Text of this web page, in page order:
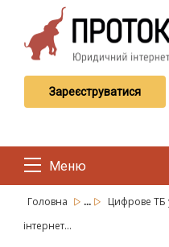
Зареєструватися
Меню
Головна ...
Цифрове ТБ
інтернет...